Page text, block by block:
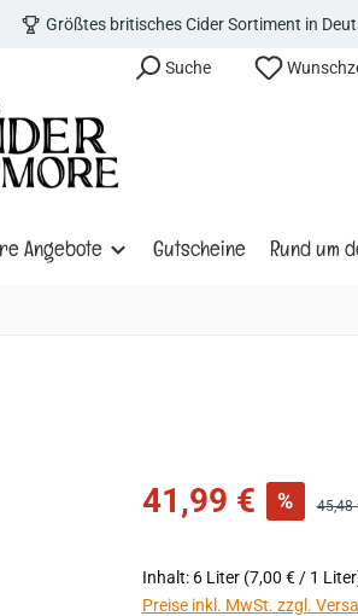
Größtes britisches Cider Sortiment in
Suche
Angebote Gutscheine Rund um
Verkaufspreis:
41,99 € % 45,48
Inhalt: 6 Liter (7,00 € / 1
Preise inkl. MwSt. zzgl.